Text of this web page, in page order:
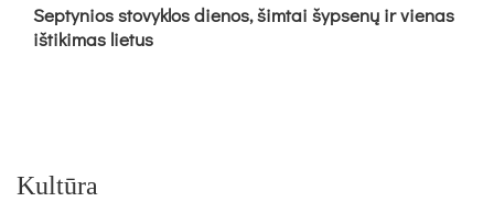
Sep­ty­nios sto­vyk­los die­nos, šim­tai šyp­se­nų ir vie­nas
iš­ti­ki­mas lie­tus
Kultūra